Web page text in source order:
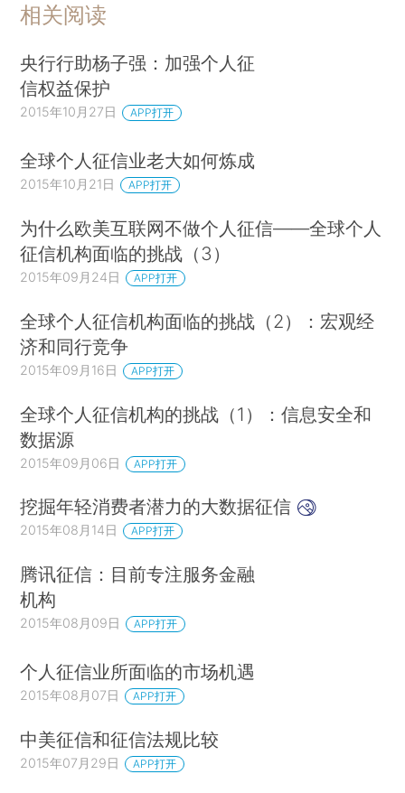
相关阅读
央行行助杨子强：加强个人征
信权益保护
2015年10月27日 APP打开
全球个人征信业老大如何炼成
2015年10月21日 APP打开
为什么欧美互联网不做个人征信——全球个人
征信机构面临的挑战（3）
2015年09月24日 APP打开
全球个人征信机构面临的挑战（2）：宏观经
济和同行竞争
2015年09月16日 APP打开
全球个人征信机构的挑战（1）：信息安全和
数据源
2015年09月06日 APP打开
挖掘年轻消费者潜力的大数据征信
2015年08月14日 APP打开
腾讯征信：目前专注服务金融
机构
2015年08月09日 APP打开
个人征信业所面临的市场机遇
2015年08月07日 APP打开
中美征信和征信法规比较
2015年07月29日 APP打开